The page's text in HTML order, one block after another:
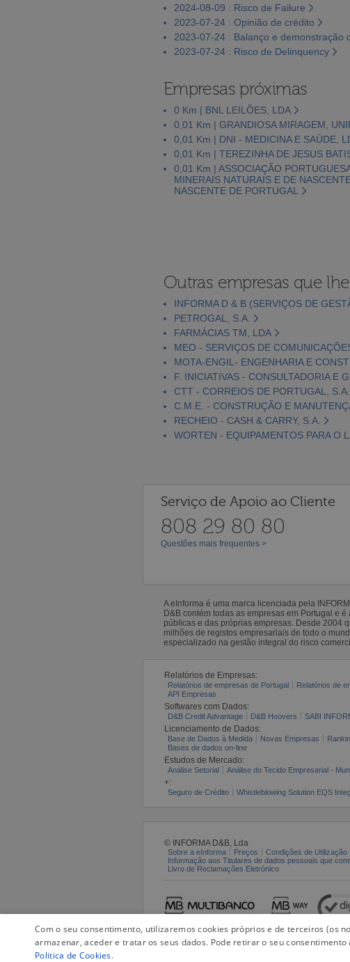
2024-08-09 : Risco de Failure
2023-07-24 : Opinião de crédito
2023-07-24 : Balanço e demonstração
2023-07-24 : Risco de Delinquency
Empresas próximas
0 Km | BNL LEILÕES, LDA
0,01 Km | GRANDIOSA MIRAGEM,
0,01 Km | DNI - MEDICINA E SAÚDE,
0,01 Km | TEREZINHA DE JESUS
0,01 Km | ASSOCIAÇÃO
MINERAIS NATURAIS E DE
NASCENTE DE PORTUGAL
Outras empresas que
INFORMA D & B (SERVIÇOS DE
PETROGAL, S.A.
FARMÁCIAS TM, LDA
MEO - SERVIÇOS DE
MOTA-ENGIL- ENGENHARIA E
F. INICIATIVAS - CONSULTADORIA E
CTT - CORREIOS DE PORTUGAL, S.A.
C.M.E. - CONSTRUÇÃO E
RECHEIO - CASH & CARRY, S.A.
WORTEN - EQUIPAMENTOS PARA O
Serviço de Apoio ao Cliente
808 29 80 80
Questões mais frequentes >
A eInforma é uma marca licenciada pela
D&B contém todas as empresas em Portugal e
públicas e das próprias empresas. Desde 2004
milhões de registos empresariais de todo o
especializado na gestão integral do risco
Relatórios de Empresas:
Relatórios de empresas de Portugal Relatórios de
API Empresas
Softwares com Dados:
D&B Credit Advantage D&B Hoovers SABI
Licenciamento de Dados:
Base de Dados à Medida Novas Empresas
Bases de dados on-line
Estudos de Mercado:
Análise Setorial Análise do Tecido Empresarial -
+:
Seguro de Crédito Whistleblowing Solution EQS
© INFORMA D&B, Lda
Sobre a eInforma Preços Condições de Utilização
Informação aos Titulares de dados pessoais que
Livro de Reclamações Eletrónico
Com o seu consentimento, utilizaremos cookies próprios e de terceiros (os
armazenar, aceder e tratar os seus dados. Pode retirar o seu
Politica de Cookies.